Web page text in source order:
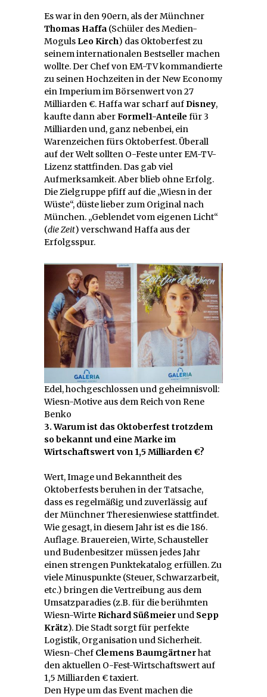
Es war in den 90ern, als der Münchner
Thomas Haffa (Schüler des Medien-
Moguls Leo Kirch) das Oktoberfest zu
seinem internationalen Bestseller machen
wollte. Der Chef von EM-TV kommandierte
zu seinen Hochzeiten in der New Economy
ein Imperium im Börsenwert von 27
Milliarden €. Haffa war scharf aufDisney,
kaufte dann aberFormel1-Anteile für 3
Milliarden und, ganz nebenbei, ein
Warenzeichen fürs Oktoberfest. Überall
auf der Welt sollten O-Feste unter EM-TV-
Lizenz stattfinden. Das gab viel
Aufmerksamkeit. Aber blieb ohne Erfolg.
Die Zielgruppe pfiff auf die „Wiesn in der
Wüste“, düste lieber zum Original nach
München. „Geblendet vom eigenen Licht“
(die Zeit) verschwand Haffa aus der
Erfolgsspur.
Edel, hochgeschlossen und geheimnisvoll:
Wiesn-Motive aus dem Reich von Rene
Benko
3. Warum ist das Oktoberfest trotzdem
so bekannt und eine Marke im
Wirtschaftswert von 1,5 Milliarden €?
Wert, Image und Bekanntheit des
Oktoberfests beruhen in der Tatsache,
dass es regelmäßig und zuverlässig auf
der Münchner Theresienwiese stattfindet.
Wie gesagt, in diesem Jahr ist es die 186.
Auflage. Brauereien, Wirte, Schausteller
und Budenbesitzer müssen jedes Jahr
einen strengen Punktekatalog erfüllen. Zu
viele Minuspunkte (Steuer, Schwarzarbeit,
etc.) bringen die Vertreibung aus dem
Umsatzparadies (z.B. für die berühmten
Wiesn-Wirte Richard Süßmeierund Sepp
Krätz). Die Stadt sorgt für perfekte
Logistik, Organisation und Sicherheit.
Wiesn-Chef Clemens Baumgärtnerhat
den aktuellen O-Fest-Wirtschaftswert auf
1,5 Milliarden € taxiert.
Den Hype um das Event machen die